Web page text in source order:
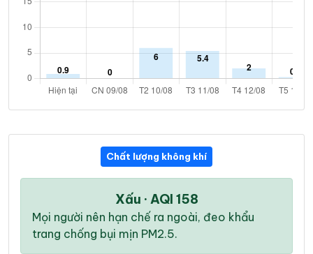
Chất lượng không khí
Xấu · AQI 158
Mọi người nên hạn chế ra ngoài, đeo khẩu
trang chống bụi mịn PM2.5.